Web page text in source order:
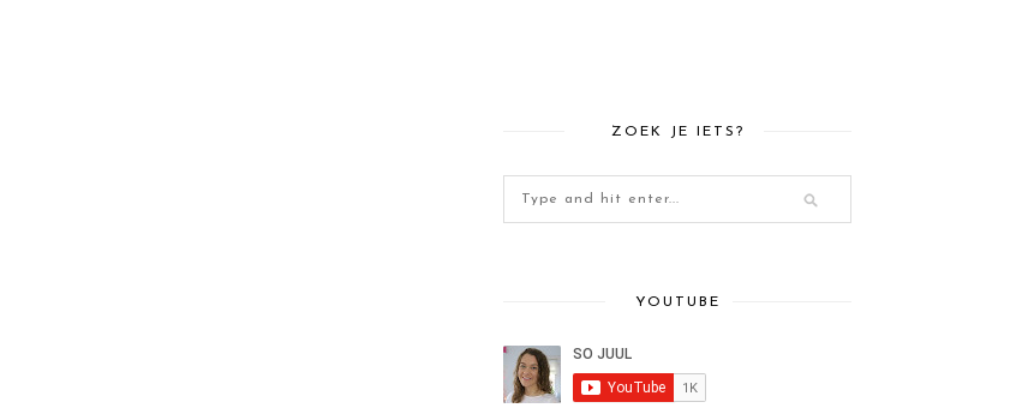
ZOEK JE IETS?
YOUTUBE